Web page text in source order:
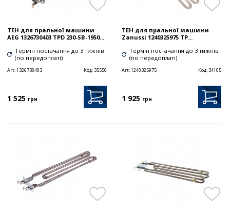
ТЕН для пральної машини
AEG 1326730403 TPD 230-SB-1950...
Термін постачання до 3 тижнів
(по передоплаті)
Art:1326730403 Код: 35550
1 525 грн
ТЕН для пральної машини
Zanussi 1240325975 TP...
Термін постачання до 3 тижнів
(по передоплаті)
Art:1240325975 Код: 34105
1 925 грн